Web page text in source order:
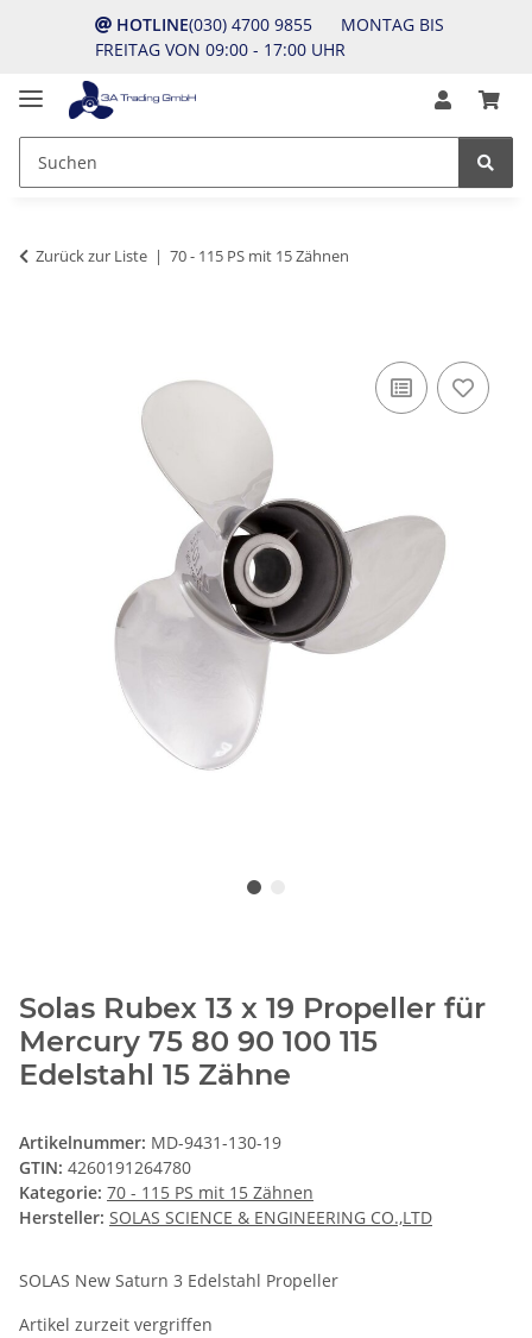
HOTLINE(030) 4700 9855 MONTAG BIS
FREITAG VON 09:00 - 17:00 UHR
Zurück zur Liste 70 - 115 PS mit 15 Zähnen
Solas Rubex 13 x 19 Propeller für
Mercury 75 80 90 100 115
Edelstahl 15 Zähne
Artikelnummer: MD-9431-130-19
GTIN: 4260191264780
Kategorie: 70 - 115 PS mit 15 Zähnen
Hersteller: SOLAS SCIENCE & ENGINEERING CO.,LTD
SOLAS New Saturn 3 Edelstahl Propeller
Artikel zurzeit vergriffen